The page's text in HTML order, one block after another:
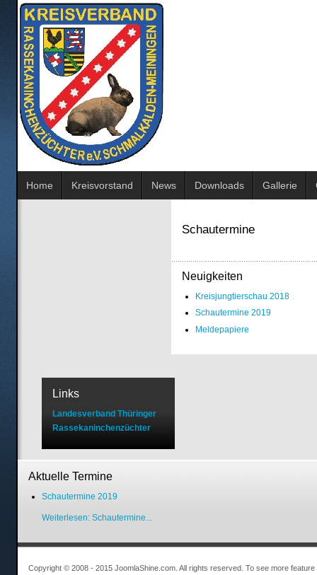
Home Kreisvorstand News Downloads Gallerie
Schautermine
Neuigkeiten
Kreisjungtierschau 2018
Schautermine 2019
Meldepapiere
Links
Landesverband Thüringer
Rassekaninchenzüchter
Aktuelle Termine
Schautermine 2019
Weiterlesen: Schautermine...
Copyright © 2008 - 2015 JoomlaShine.com. All rights reserved. To see more feature